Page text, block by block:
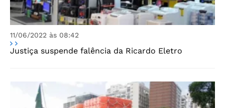
11/06/2022 às 08:42
Justiça suspende falência da Ricardo Eletro